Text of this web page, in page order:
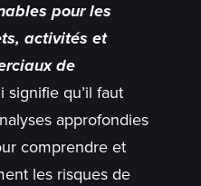
pour les
activités et
de
signifie qu’il faut
approfondies
comprendre et
les risques de